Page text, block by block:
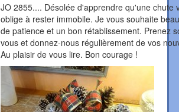
JO 2855.... Désolée d'apprendre qu'une chute
oblige à rester immobile. Je vous souhaite
de patience et un bon rétablissement. Prenez
vous et donnez-nous régulièrement de vos
Au plaisir de vous lire. Bon courage !